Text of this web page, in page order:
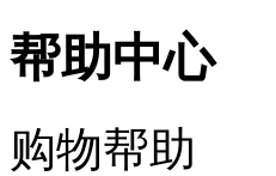
帮助中心
购物帮助